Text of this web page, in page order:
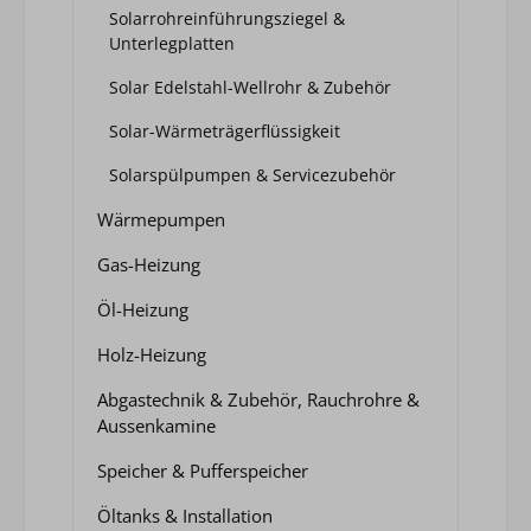
Solarrohreinführungsziegel &
Unterlegplatten
Solar Edelstahl-Wellrohr & Zubehör
Solar-Wärmeträgerflüssigkeit
Solarspülpumpen & Servicezubehör
Wärmepumpen
Gas-Heizung
Öl-Heizung
Holz-Heizung
Abgastechnik & Zubehör, Rauchrohre &
Aussenkamine
Speicher & Pufferspeicher
Öltanks & Installation